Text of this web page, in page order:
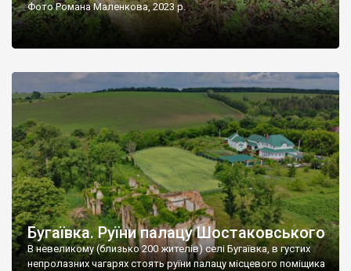
Фото Романа Маленкова, 2023 р.
Бугаївка. Руїни палацу Шостаковського
В невеликому (близько 200 жителів) селі Бугаївка, в густих
непролазних чагарях стоять руїни палацу місцевого поміщика